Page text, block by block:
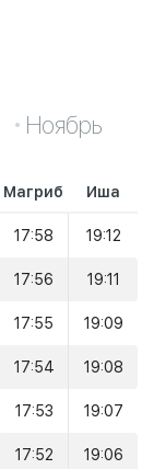
Ноябрь
Магриб Иша
17:58 19:12
17:56 19:11
17:55 19:09
17:54 19:08
17:53 19:07
17:52 19:06